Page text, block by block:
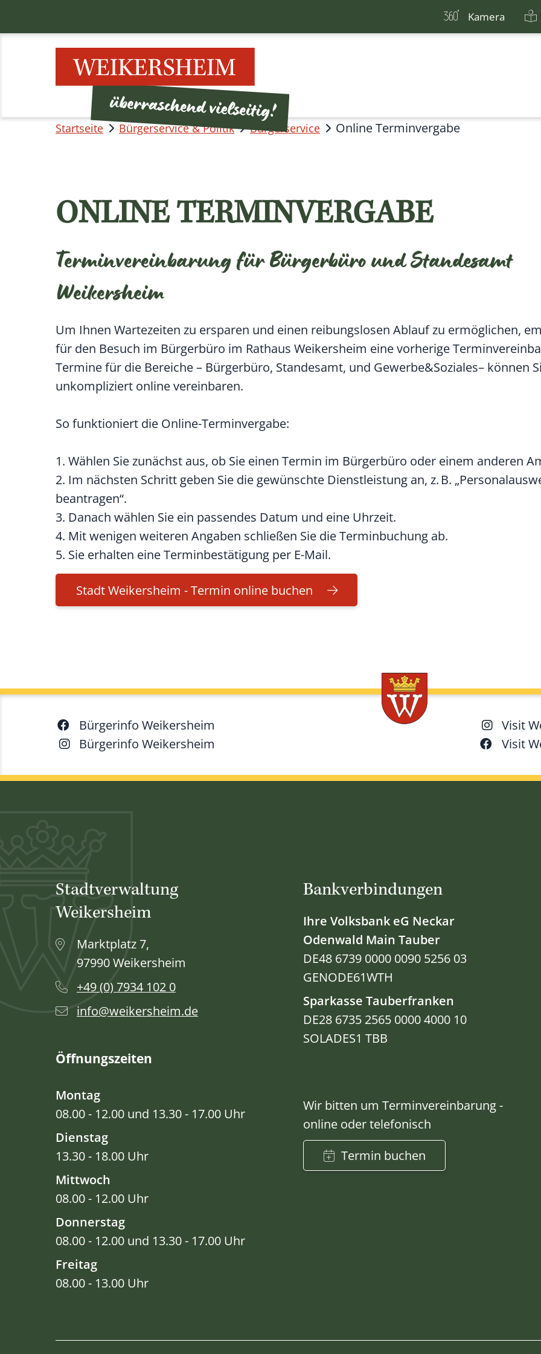
Kamera
Startseite Bürgerservice & Politik Bürgerservice Online Terminvergabe
ONLINE TERMINVERGABE
Terminvereinbarung für Bürgerbüro und Standesamt
Weikersheim
Um Ihnen Wartezeiten zu ersparen und einen reibungslosen Ablauf zu ermöglichen,
für den Besuch im Bürgerbüro im Rathaus Weikersheim eine vorherige
Termine für die Bereiche – Bürgerbüro, Standesamt, und Gewerbe&Soziales– können
unkompliziert online vereinbaren.
So funktioniert die Online-Terminvergabe:
1. Wählen Sie zunächst aus, ob Sie einen Termin im Bürgerbüro oder einem anderen
2. Im nächsten Schritt geben Sie die gewünschte Dienstleistung an, z. B.
beantragen“.
3. Danach wählen Sie ein passendes Datum und eine Uhrzeit.
4. Mit wenigen weiteren Angaben schließen Sie die Terminbuchung ab.
5. Sie erhalten eine Terminbestätigung per E-Mail.
Stadt Weikersheim - Termin online buchen
Bürgerinfo Weikersheim
Bürgerinfo Weikersheim
Visit
Visit
Stadtverwaltung
Weikersheim
Marktplatz 7,
97990 Weikersheim
+49 (0) 7934 102 0
info@weikersheim.de
Öffnungszeiten
Montag
08.00 - 12.00 und 13.30 - 17.00 Uhr
Dienstag
13.30 - 18.00 Uhr
Mittwoch
08.00 - 12.00 Uhr
Donnerstag
08.00 - 12.00 und 13.30 - 17.00 Uhr
Freitag
08.00 - 13.00 Uhr
Bankverbindungen
Ihre Volksbank eG Neckar
Odenwald Main Tauber
DE48 6739 0000 0090 5256 03
GENODE61WTH
Sparkasse Tauberfranken
DE28 6735 2565 0000 4000 10
SOLADES1 TBB
Wir bitten um Terminvereinbarung -
online oder telefonisch
Termin buchen